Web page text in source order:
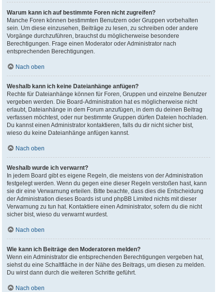
Warum kann ich auf bestimmte Foren nicht zugreifen?
Manche Foren können bestimmten Benutzern oder Gruppen vorbehalten
sein. Um diese einzusehen, Beiträge zu lesen, zu schreiben oder andere
Vorgänge durchzuführen, brauchst du möglicherweise besondere
Berechtigungen. Frage einen Moderator oder Administrator nach
entsprechenden Berechtigungen.
Nach oben
Weshalb kann ich keine Dateianhänge anfügen?
Rechte für Dateianhänge können für Foren, Gruppen und einzelne Benutzer
vergeben werden. Die Board-Administration hat es möglicherweise nicht
erlaubt, Dateianhänge in dem Forum anzufügen, in dem du deinen Beitrag
verfassen möchtest, oder nur bestimmte Gruppen dürfen Dateien hochladen.
Du kannst einen Administrator kontaktieren, falls du dir nicht sicher bist,
wieso du keine Dateianhänge anfügen kannst.
Nach oben
Weshalb wurde ich verwarnt?
In jedem Board gibt es eigene Regeln, die meistens von der Administration
festgelegt werden. Wenn du gegen eine dieser Regeln verstoßen hast, kann
sie dir eine Verwarnung erteilen. Bitte beachte, dass dies die Entscheidung
der Administration dieses Boards ist und phpBB Limited nichts mit dieser
Verwarnung zu tun hat. Kontaktiere einen Administrator, sofern du die nicht
sicher bist, wieso du verwarnt wurdest.
Nach oben
Wie kann ich Beiträge den Moderatoren melden?
Wenn ein Administrator die entsprechenden Berechtigungen vergeben hat,
siehst du eine Schaltfläche in der Nähe des Beitrags, um diesen zu melden.
Du wirst dann durch die weiteren Schritte geführt.
Nach oben